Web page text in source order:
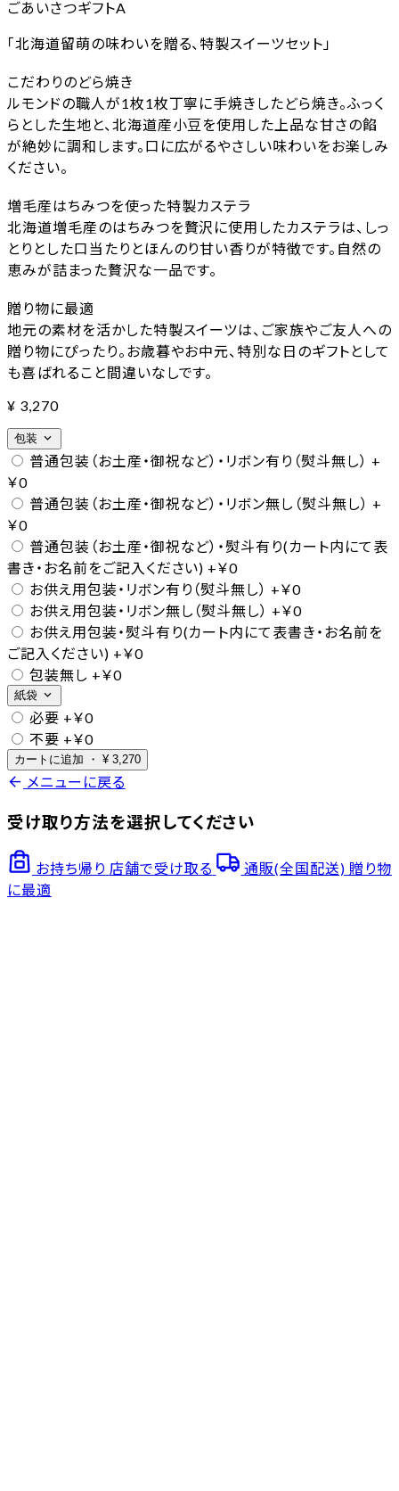
ごあいさつギフトA
「北海道留萌の味わいを贈る、特製スイーツセット」
こだわりのどら焼き
ルモンドの職人が1枚1枚丁寧に手焼きしたどら焼き。ふっく
らとした生地と、北海道産小豆を使用した上品な甘さの餡
が絶妙に調和します。口に広がるやさしい味わいをお楽しみ
ください。
増毛産はちみつを使った特製カステラ
北海道増毛産のはちみつを贅沢に使用したカステラは、しっ
とりとした口当たりとほんのり甘い香りが特徴です。自然の
恵みが詰まった贅沢な一品です。
贈り物に最適
地元の素材を活かした特製スイーツは、ご家族やご友人への
贈り物にぴったり。お歳暮やお中元、特別な日のギフトとして
も喜ばれること間違いなしです。
¥ 3,270
包装 expand_more
普通包装（お土産・御祝など）・リボン有り（熨斗無し） +
￥0
普通包装（お土産・御祝など）・リボン無し（熨斗無し） +
￥0
普通包装（お土産・御祝など）・熨斗有り(カート内にて表
書き・お名前をご記入ください) +￥0
お供え用包装・リボン有り（熨斗無し） +￥0
お供え用包装・リボン無し（熨斗無し） +￥0
お供え用包装・熨斗有り(カート内にて表書き・お名前を
ご記入ください) +￥0
包装無し +￥0
紙袋 expand_more
必要 +￥0
不要 +￥0
カートに追加 ・ ¥ 3,270
arrow_back メニューに戻る
受け取り方法を選択してください
お持ち帰り 店舗で受け取る 通販(全国配送) 贈り物
に最適